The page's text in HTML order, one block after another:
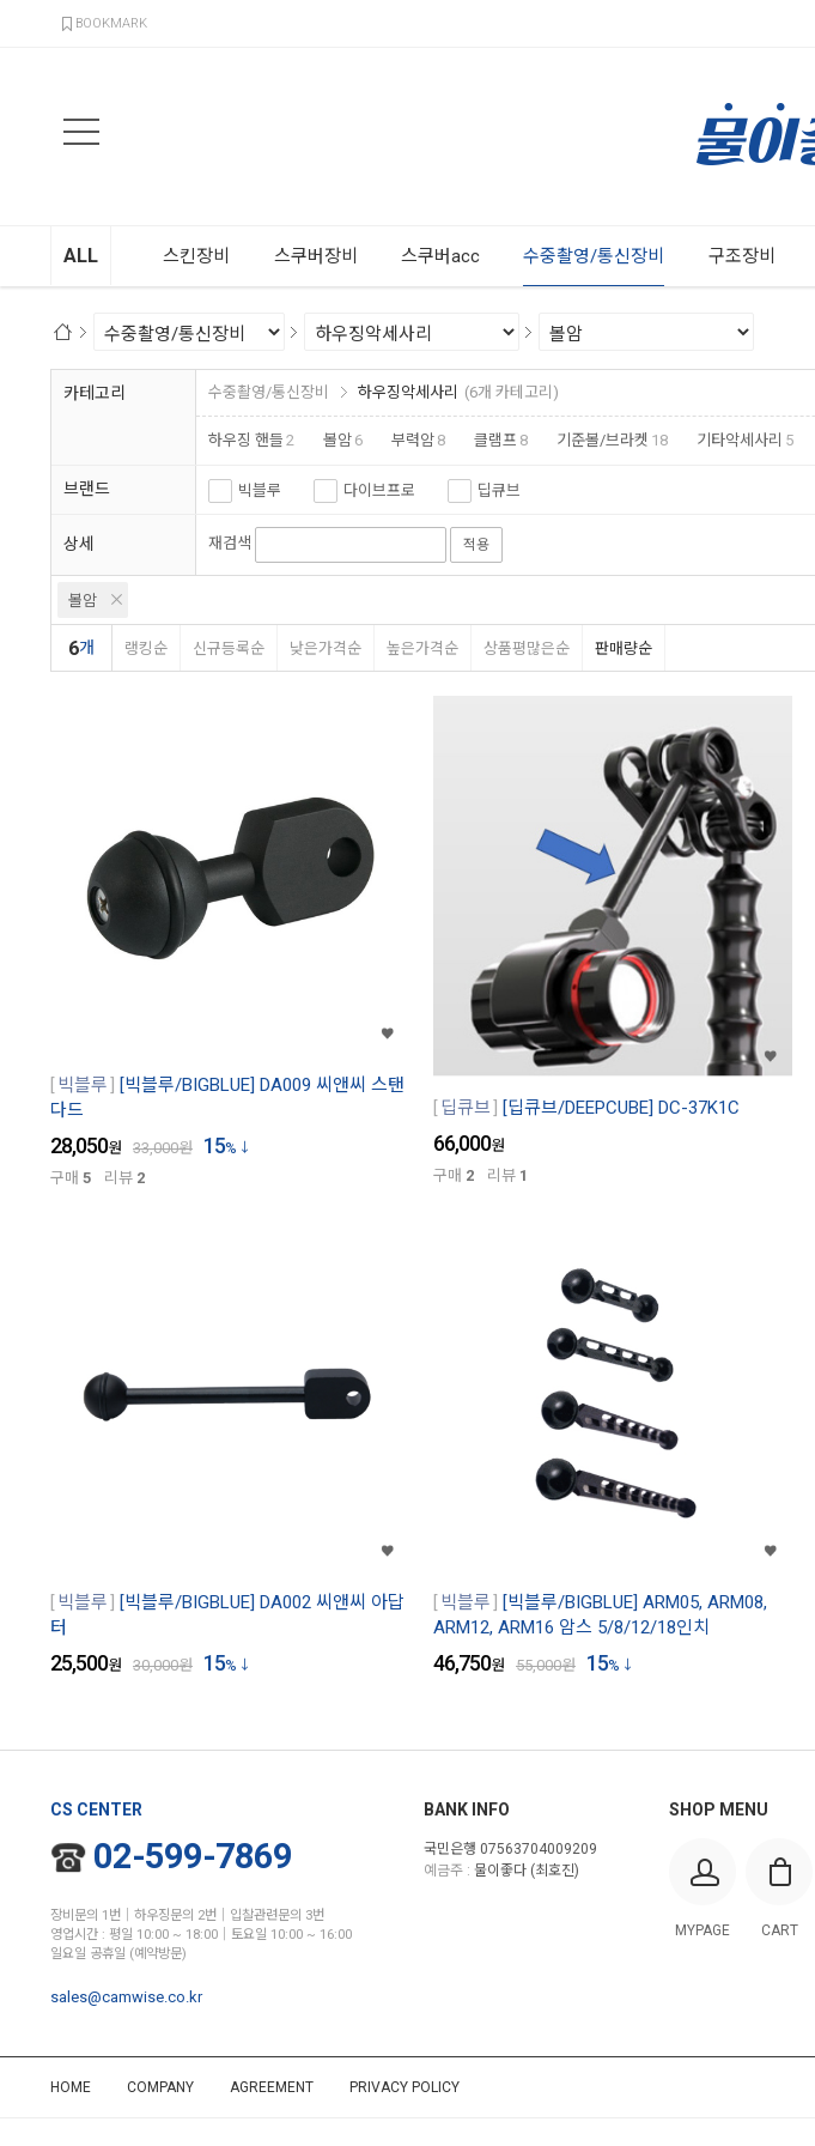
BOOKMARK
ALL 스킨장비 스쿠버장비 스쿠버acc 수중촬영/통신장비 구조장비
카테고리 수중촬영/통신장비 하우징악세사리 (6개 카테고리)
하우징 핸들 2 볼암 6 부력암 8 클램프 8 기준볼/브라켓 18 기타악세사리 5
브랜드 빅블루 다이브프로 딥큐브
상세 재검색 적용
볼암
6개 랭킹순 신규등록순 낮은가격순 높은가격순 상품평많은순 판매량순
빅블루
[빅블루/BIGBLUE] DA009 씨앤씨 스탠
다드
28,050원 33,000원 15%
구매 5 리뷰 2
딥큐브 [딥큐브/DEEPCUBE] DC-37K1C
66,000원
구매 2 리뷰 1
빅블루
[빅블루/BIGBLUE] DA002 씨앤씨 아답
터
25,500원 30,000원 15%
빅블루
[빅블루/BIGBLUE] ARM05, ARM08,
ARM12, ARM16 암스 5/8/12/18인치
46,750원 55,000원 15%
CS CENTER
02-599-7869
장비문의 1번│하우징문의 2번│입찰관련문의 3번
영업시간 : 평일 10:00 ~ 18:00│토요일 10:00 ~ 16:00
일요일 공휴일 (예약방문)
sales@camwise.co.kr
BANK INFO
국민은행 07563704009209
예금주 : 물이좋다 (최호진)
SHOP MENU
MYPAGE CART
HOME COMPANY AGREEMENT PRIVACY POLICY